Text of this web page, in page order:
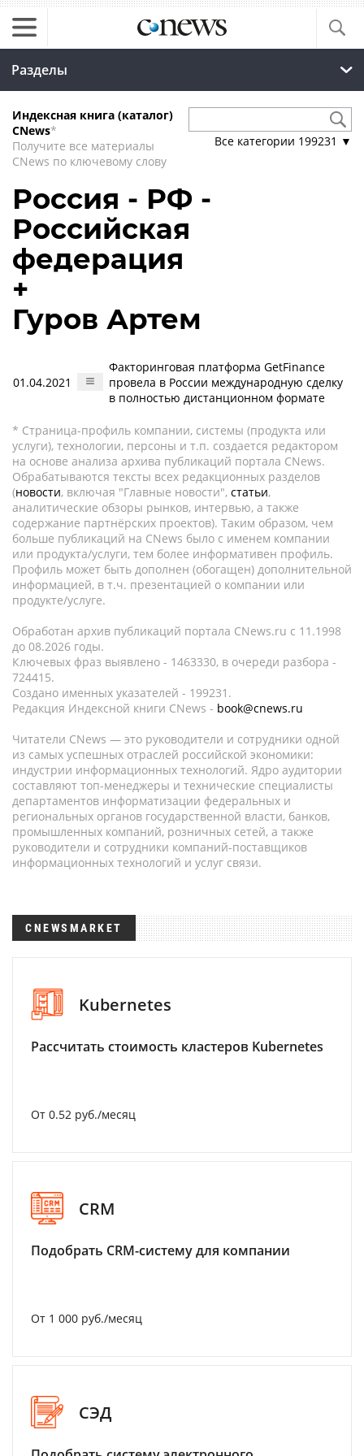
Разделы
Индексная книга (каталог)
CNews*
Получите все материалы
CNews по ключевому слову
Все категории 199231 ▼
Россия - РФ -
Российская
федерация
+
Гуров Артем
01.04.2021
Факторинговая платформа GetFinance
провела в России международную сделку
в полностью дистанционном формате
* Страница-профиль компании, системы (продукта или
услуги), технологии, персоны и т.п. создается редактором
на основе анализа архива публикаций портала CNews.
Обрабатываются тексты всех редакционных разделов
(новости, включая "Главные новости", статьи,
аналитические обзоры рынков, интервью, а также
содержание партнёрских проектов). Таким образом, чем
больше публикаций на CNews было с именем компании
или продукта/услуги, тем более информативен профиль.
Профиль может быть дополнен (обогащен) дополнительной
информацией, в т.ч. презентацией о компании или
продукте/услуге.
Обработан архив публикаций портала CNews.ru c 11.1998
до 08.2026 годы.
Ключевых фраз выявлено - 1463330, в очереди разбора -
724415.
Создано именных указателей - 199231.
Редакция Индексной книги CNews - book@cnews.ru
Читатели CNews — это руководители и сотрудники одной
из самых успешных отраслей российской экономики:
индустрии информационных технологий. Ядро аудитории
составляют топ-менеджеры и технические специалисты
департаментов информатизации федеральных и
региональных органов государственной власти, банков,
промышленных компаний, розничных сетей, а также
руководители и сотрудники компаний-поставщиков
информационных технологий и услуг связи.
CNEWSMARKET
Kubernetes
Рассчитать стоимость кластеров Kubernetes
От 0.52 руб./месяц
CRM
Подобрать CRM-систему для компании
От 1 000 руб./месяц
СЭД